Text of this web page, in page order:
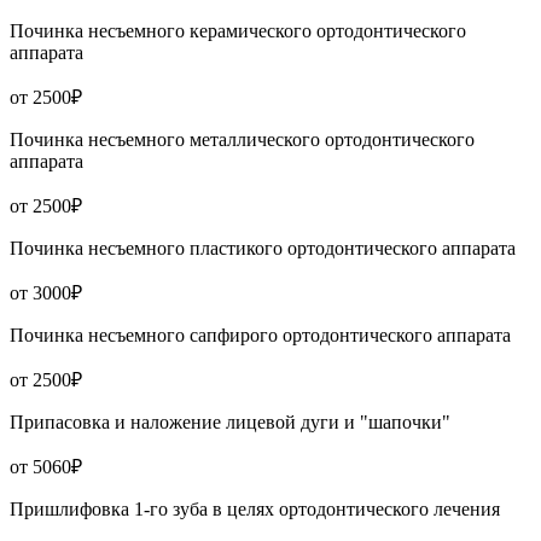
Починка несъемного керамического ортодонтического
аппарата
от 2500₽
Починка несъемного металлического ортодонтического
аппарата
от 2500₽
Починка несъемного пластикого ортодонтического аппарата
от 3000₽
Починка несъемного сапфирого ортодонтического аппарата
от 2500₽
Припасовка и наложение лицевой дуги и "шапочки"
от 5060₽
Пришлифовка 1-го зуба в целях ортодонтического лечения